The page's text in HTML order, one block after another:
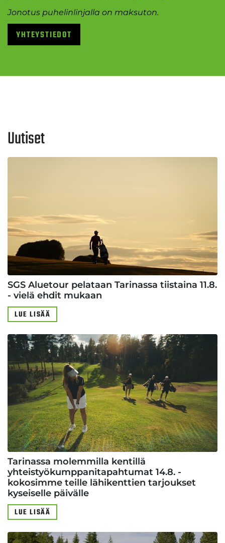
Jonotus puhelinlinjalla on maksuton.
YHTEYSTIEDOT
Uutiset
SGS Aluetour pelataan Tarinassa tiistaina 11.8.
- vielä ehdit mukaan
LUE LISÄÄ
Tarinassa molemmilla kentillä
yhteistyökumppanitapahtumat 14.8. -
kokosimme teille lähikenttien tarjoukset
kyseiselle päivälle
LUE LISÄÄ